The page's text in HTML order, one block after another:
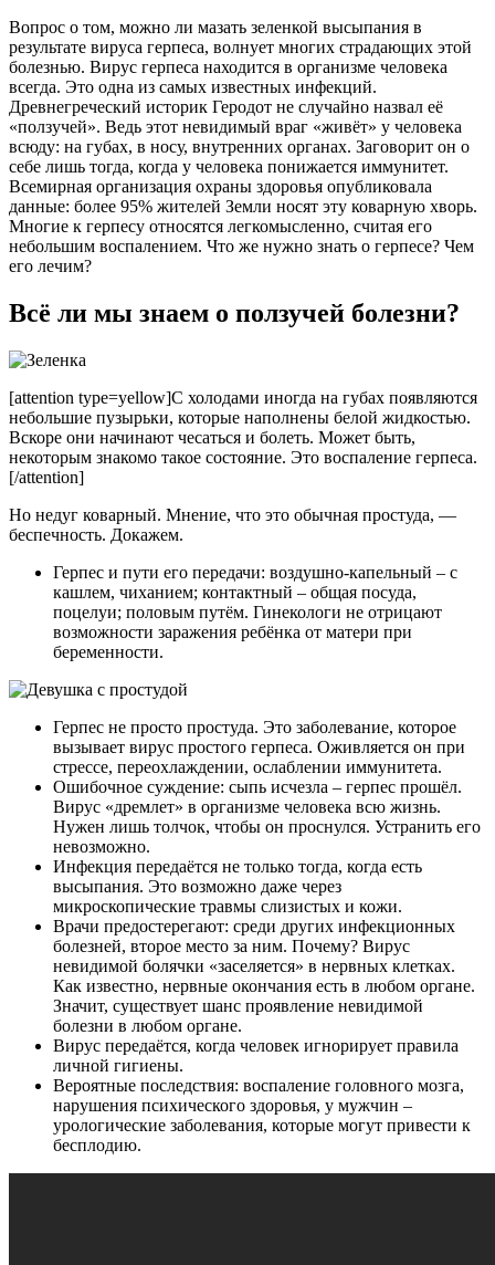
Вопрос о том, можно ли мазать зеленкой высыпания в
результате вируса герпеса, волнует многих страдающих этой
болезнью. Вирус герпеса находится в организме человека
всегда. Это одна из самых известных инфекций.
Древнегреческий историк Геродот не случайно назвал её
«ползучей». Ведь этот невидимый враг «живёт» у человека
всюду: на губах, в носу, внутренних органах. Заговорит он о
себе лишь тогда, когда у человека понижается иммунитет.
Всемирная организация охраны здоровья опубликовала
данные: более 95% жителей Земли носят эту коварную хворь.
Многие к герпесу относятся легкомысленно, считая его
небольшим воспалением. Что же нужно знать о герпесе? Чем
его лечим?
Всё ли мы знаем о ползучей болезни?
[attention type=yellow]С холодами иногда на губах появляются
небольшие пузырьки, которые наполнены белой жидкостью.
Вскоре они начинают чесаться и болеть. Может быть,
некоторым знакомо такое состояние. Это воспаление герпеса.
[/attention]
Но недуг коварный. Мнение, что это обычная простуда, —
беспечность. Докажем.
Герпес и пути его передачи: воздушно-капельный – с
кашлем, чиханием; контактный – общая посуда,
поцелуи; половым путём. Гинекологи не отрицают
возможности заражения ребёнка от матери при
беременности.
Герпес не просто простуда. Это заболевание, которое
вызывает вирус простого герпеса. Оживляется он при
стрессе, переохлаждении, ослаблении иммунитета.
Ошибочное суждение: сыпь исчезла – герпес прошёл.
Вирус «дремлет» в организме человека всю жизнь.
Нужен лишь толчок, чтобы он проснулся. Устранить его
невозможно.
Инфекция передаётся не только тогда, когда есть
высыпания. Это возможно даже через
микроскопические травмы слизистых и кожи.
Врачи предостерегают: среди других инфекционных
болезней, второе место за ним. Почему? Вирус
невидимой болячки «заселяется» в нервных клетках.
Как известно, нервные окончания есть в любом органе.
Значит, существует шанс проявление невидимой
болезни в любом органе.
Вирус передаётся, когда человек игнорирует правила
личной гигиены.
Вероятные последствия: воспаление головного мозга,
нарушения психического здоровья, у мужчин –
урологические заболевания, которые могут привести к
бесплодию.